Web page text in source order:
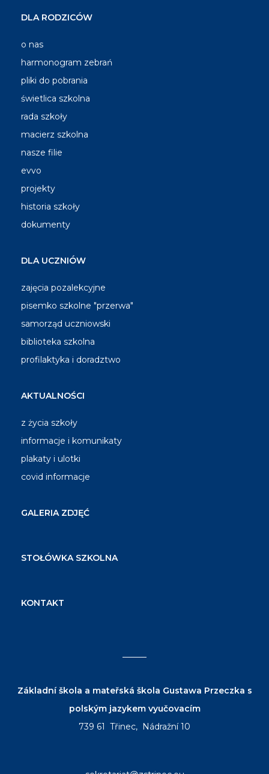
DLA RODZICÓW
o nas
harmonogram zebrań
pliki do pobrania
świetlica szkolna
rada szkoły
macierz szkolna
nasze filie
evvo
projekty
historia szkoły
dokumenty
DLA UCZNIÓW
zajęcia pozalekcyjne
pisemko szkolne "przerwa"
samorząd uczniowski
biblioteka szkolna
profilaktyka i doradztwo
AKTUALNOŚCI
z życia szkoły
informacje i komunikaty
plakaty i ulotki
covid informacje
GALERIA ZDJĘĆ
STOŁÓWKA SZKOLNA
KONTAKT
Základní škola a mateřská škola Gustawa Przeczka s
polským jazykem vyučovacím
739 61 Třinec, Nádražní 10